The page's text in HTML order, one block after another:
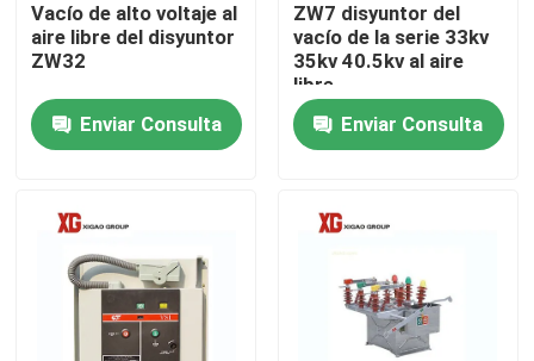
Hogar
Viaje de la fábrica
Vacío de alto voltaje al
aire libre del disyuntor
ZW32
Enviar Consulta
ZW7 disyuntor del
vacío de la serie 33kv
35kv 40.5kv al aire
libre
Enviar Consulta